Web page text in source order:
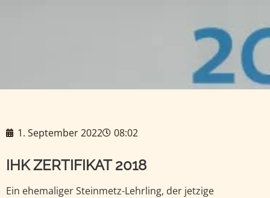
1. September 2022 08:02
IHK ZERTIFIKAT 2018
Ein ehemaliger Steinmetz-Lehrling, der jetzige